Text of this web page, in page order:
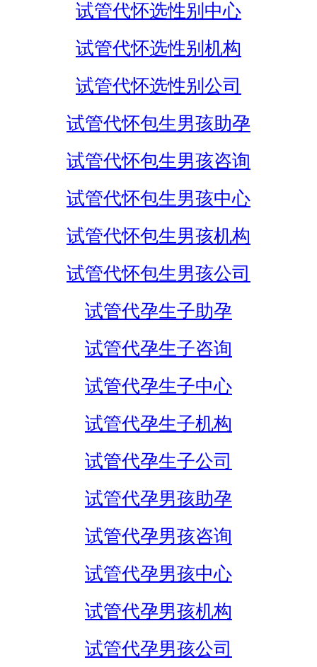
试管代怀选性别中心
试管代怀选性别机构
试管代怀选性别公司
试管代怀包生男孩助孕
试管代怀包生男孩咨询
试管代怀包生男孩中心
试管代怀包生男孩机构
试管代怀包生男孩公司
试管代孕生子助孕
试管代孕生子咨询
试管代孕生子中心
试管代孕生子机构
试管代孕生子公司
试管代孕男孩助孕
试管代孕男孩咨询
试管代孕男孩中心
试管代孕男孩机构
试管代孕男孩公司